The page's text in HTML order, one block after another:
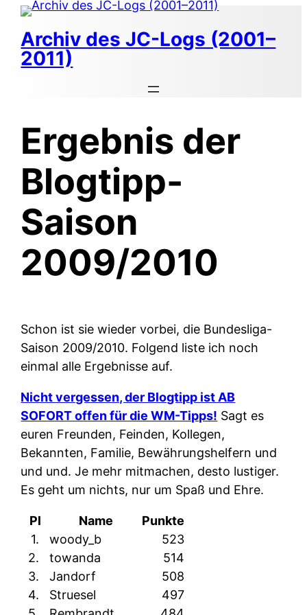
Zum
Inhalt
springen
Archiv des JC-Logs (2001–
2011)
Ergebnis der
Blogtipp-
Saison
2009/2010
Schon ist sie wieder vorbei, die Bundesliga-
Saison 2009/2010. Folgend liste ich noch
einmal alle Ergebnisse auf.
Nicht vergessen, der Blogtipp ist AB
SOFORT offen für die WM-Tipps! Sagt es
euren Freunden, Feinden, Kollegen,
Bekannten, Familie, Bewährungshelfern und
und und. Je mehr mitmachen, desto lustiger.
Es geht um nichts, nur um Spaß und Ehre.
Pl Name
Punkte
1.woody_b
523
2.towanda
514
3.Jandorf
508
4. Struesel
497